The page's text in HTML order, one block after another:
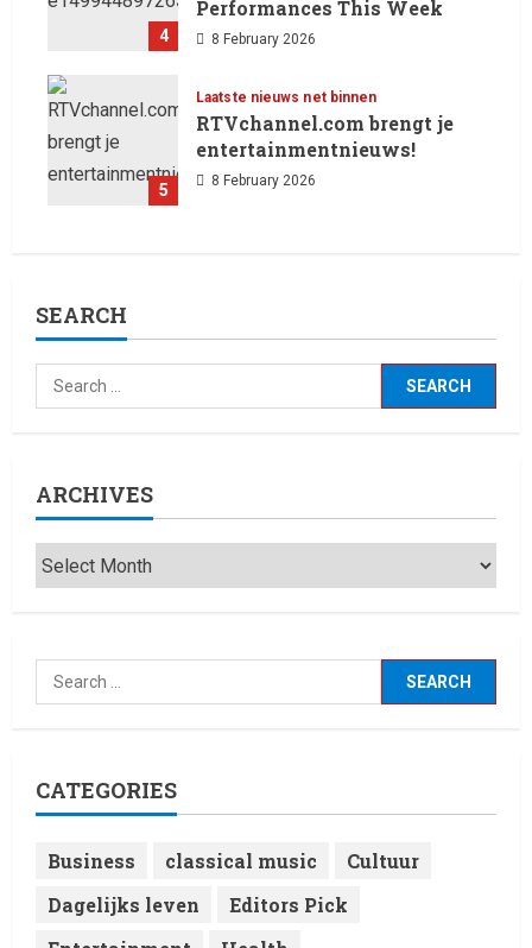
4
Performances This Week
8 February 2026
5
Laatste nieuws net binnen
RTVchannel.com brengt je
entertainmentnieuws!
8 February 2026
SEARCH
ARCHIVES
CATEGORIES
Business classical music
Cultuur
Dagelijks leven
Editors Pick